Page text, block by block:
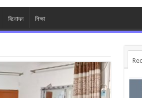
বিনোদন শিক্ষা